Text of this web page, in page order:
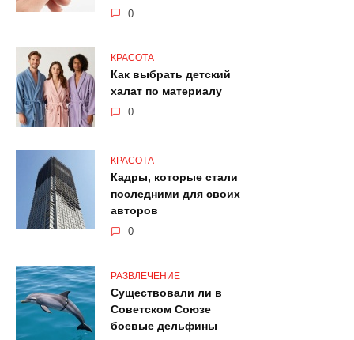
0
КРАСОТА
Как выбрать детский
халат по материалу
0
КРАСОТА
Кадры, которые стали
последними для своих
авторов
0
РАЗВЛЕЧЕНИЕ
Существовали ли в
Советском Союзе
боевые дельфины